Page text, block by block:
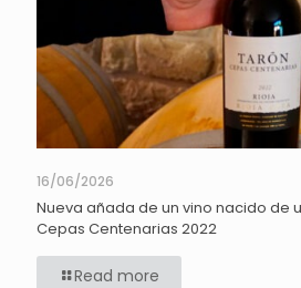
16/06/2026
Nueva añada de un vino nacido de
Cepas Centenarias 2022
Read more